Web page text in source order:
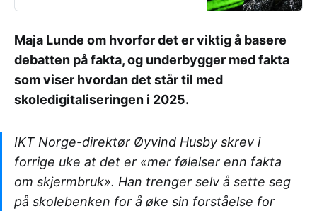
Maja Lunde om hvorfor det er viktig å basere
debatten på fakta, og underbygger med fakta
som viser hvordan det står til med
skoledigitaliseringen i 2025.
IKT Norge-direktør Øyvind Husby skrev i
forrige uke at det er «mer følelser enn fakta
om skjermbruk». Han trenger selv å sette seg
på skolebenken for å øke sin forståelse for